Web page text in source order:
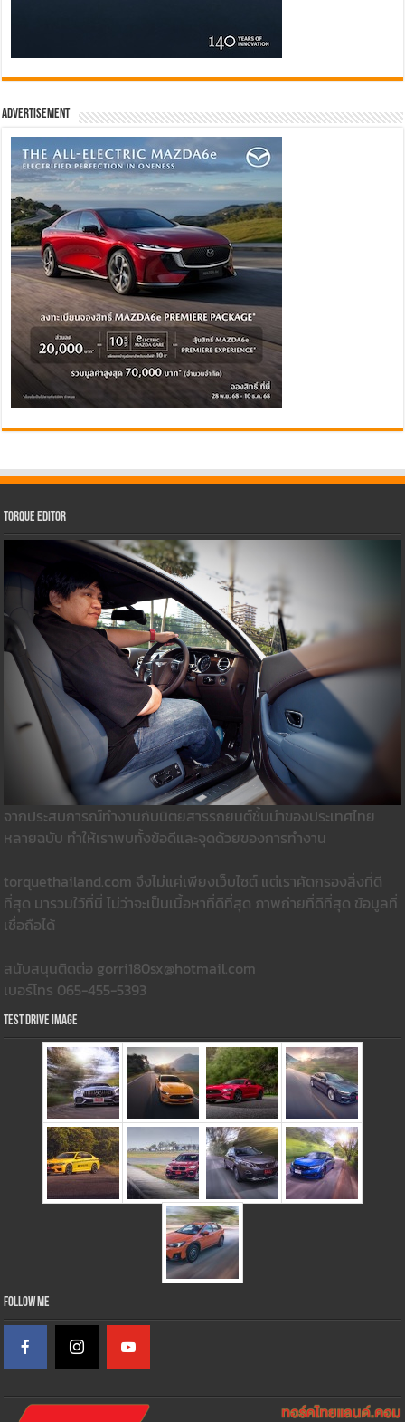
Advertisement
Torque Editor
จากประสบการณ์ทำงานกับนิตยสารรถยนต์ชั้นนำของประเทศไทย
หลายฉบับ ทำให้เราพบทั้งข้อดีและจุดด้วยของการทำงาน
torquethailand.com จึงไม่แค่เพียงเว็บไซต์ แต่เราคัดกรองสิ่งที่ดี
ที่สุด มารวมใว้ที่นี่ ไม่ว่าจะเป็นเนื้อหาที่ดีที่สุด ภาพถ่ายที่ดีที่สุด ข้อมูลที่
เชื่อถือได้
สนับสนุนติดต่อ gorri180sx@hotmail.com
เบอร์โทร 065-455-5393
Test Drive Image
Follow Me